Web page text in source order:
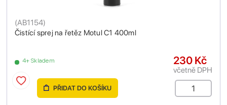
Čistící sprej na řetěz Motul C1 400ml
(AB1154)
4+ Skladem 230 Kč
včetně DPH
PŘIDAT DO KOŠÍKU